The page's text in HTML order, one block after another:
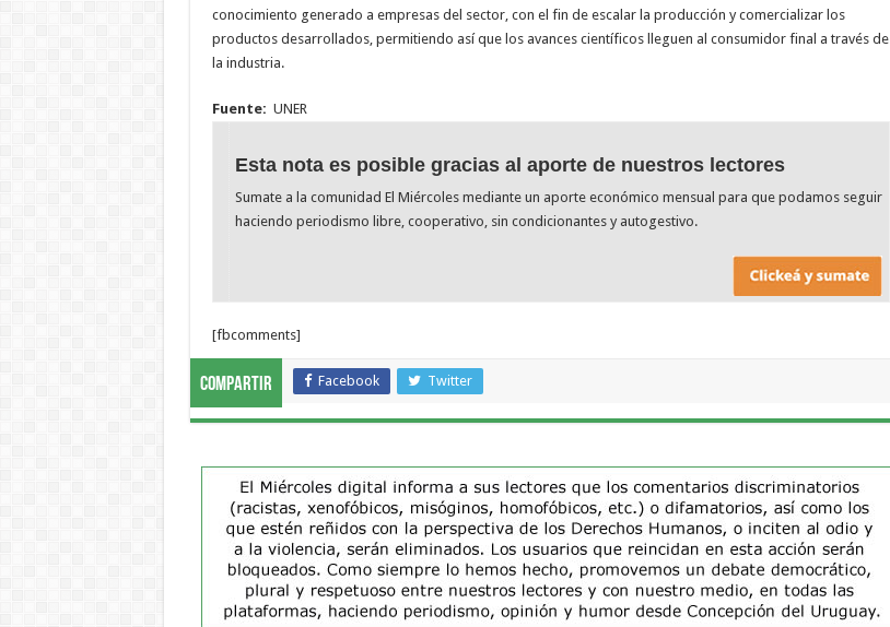
conocimiento generado a empresas del sector, con el fin de escalar la producción y comercializar los
productos desarrollados, permitiendo así que los avances científicos lleguen al consumidor final a través de
la industria.
Fuente: UNER
Esta nota es posible gracias al aporte de nuestros lectores
Sumate a la comunidad El Miércoles mediante un aporte económico mensual para que podamos seguir
haciendo periodismo libre, cooperativo, sin condicionantes y autogestivo.
[fbcomments]
Compartir Facebook Twitter